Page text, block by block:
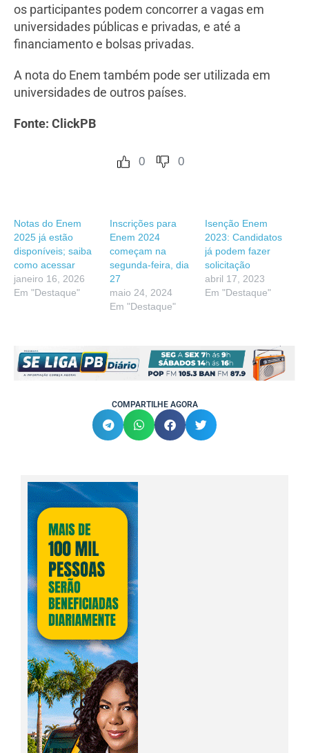
os participantes podem concorrer a vagas em
universidades públicas e privadas, e até a
financiamento e bolsas privadas.
A nota do Enem também pode ser utilizada em
universidades de outros países.
Fonte: ClickPB
0 0
Notas do Enem
2025 já estão
disponíveis; saiba
como acessar
janeiro 16, 2026
Em "Destaque"
Inscrições para
Enem 2024
começam na
segunda-feira, dia
27
maio 24, 2024
Em "Destaque"
Isenção Enem
2023: Candidatos
já podem fazer
solicitação
abril 17, 2023
Em "Destaque"
COMPARTILHE AGORA